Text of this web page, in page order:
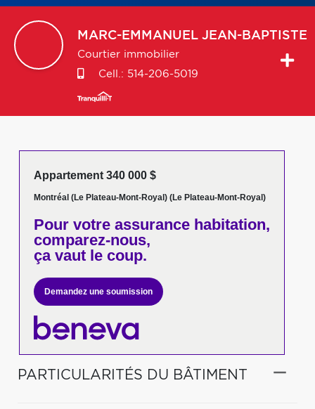
MARC-EMMANUEL JEAN-BAPTISTE
Courtier immobilier
Cell.: 514-206-5019
Appartement 340 000 $
Montréal (Le Plateau-Mont-Royal) (Le Plateau-Mont-Royal)
Pour votreassurance habitation,
comparez-nous,
ça vaut le coup.
Demandez une soumission
PARTICULARITÉS DU BÂTIMENT